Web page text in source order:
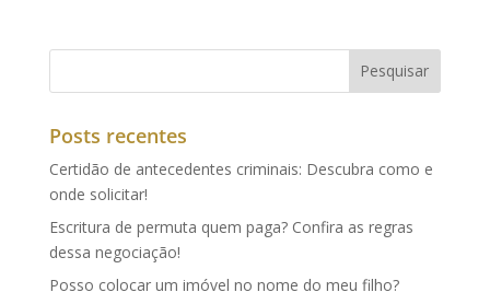
Posts recentes
Certidão de antecedentes criminais: Descubra como e
onde solicitar!
Escritura de permuta quem paga? Confira as regras
dessa negociação!
Posso colocar um imóvel no nome do meu filho?